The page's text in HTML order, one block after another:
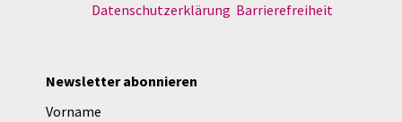
Datenschutzerklärung Barrierefreiheit
Newsletter abonnieren
Vorname